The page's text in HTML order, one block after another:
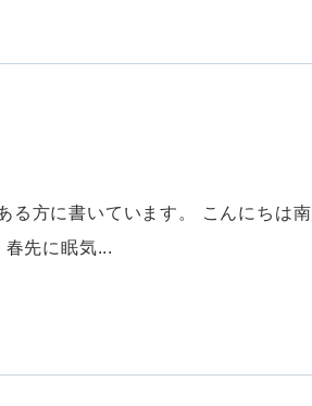
る方に書いています。 こんにちは南
先に眠気...